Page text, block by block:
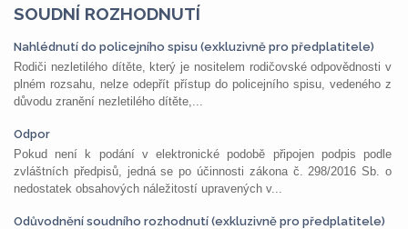
SOUDNÍ ROZHODNUTÍ
Nahlédnutí do policejního spisu (exkluzivně pro předplatitele)
Rodiči nezletilého dítěte, který je nositelem rodičovské odpovědnosti v
plném rozsahu, nelze odepřít přístup do policejního spisu, vedeného z
důvodu zranění nezletilého dítěte,...
Odpor
Pokud není k podání v elektronické podobě připojen podpis podle
zvláštních předpisů, jedná se po účinnosti zákona č. 298/2016 Sb. o
nedostatek obsahových náležitostí upravených v...
Odůvodnění soudního rozhodnutí (exkluzivně pro předplatitele)